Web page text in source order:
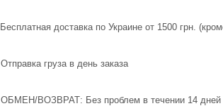
Бесплатная доставка по Украине от 1500 грн.
Отправка груза в день заказа
ОБМЕН/ВОЗВРАТ: Без проблем в течении 14 дней